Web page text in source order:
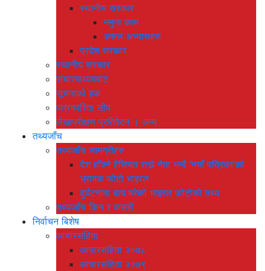
स्थानीय सरकार
नमुना काम
असल अभ्यासहरु
प्रदेश सरकार
स्थानीय सरकार
संचारमाध्यमबाट
सूचनाको हक
पत्रकारिता सीप
लेखापरीक्षण प्रतिवेदन । अन्य
तथ्यजाँच
तथ्यजाँच सामग्रीहरु
देश हाँक्ने हैसियत राख्ने नेता भन्दै ‘नयाँ पत्रिका’को
भ्रामक फोटो भाइरल
दुर्घटनामा बाघ मरेको भाइरल फोटोको तथ्य
तथ्यजाँच किन र कसरी
निर्वाचन बिशेष
आचारसंहिता
आचारसंहिता २०७८
आचारसंहिता २०७९